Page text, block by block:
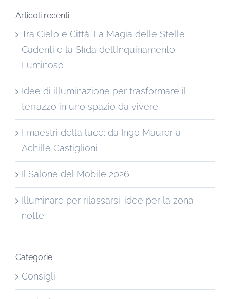
Articoli recenti
Tra Cielo e Città: La Magia delle Stelle
Cadenti e la Sfida dell’Inquinamento
Luminoso
Idee di illuminazione per trasformare il
terrazzo in uno spazio da vivere
I maestri della luce: da Ingo Maurer a
Achille Castiglioni
Il Salone del Mobile 2026
Illuminare per rilassarsi: idee per la zona
notte
Categorie
Consigli